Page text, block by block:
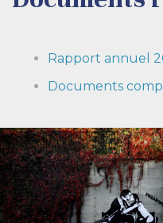
Rapport annuel
Documents